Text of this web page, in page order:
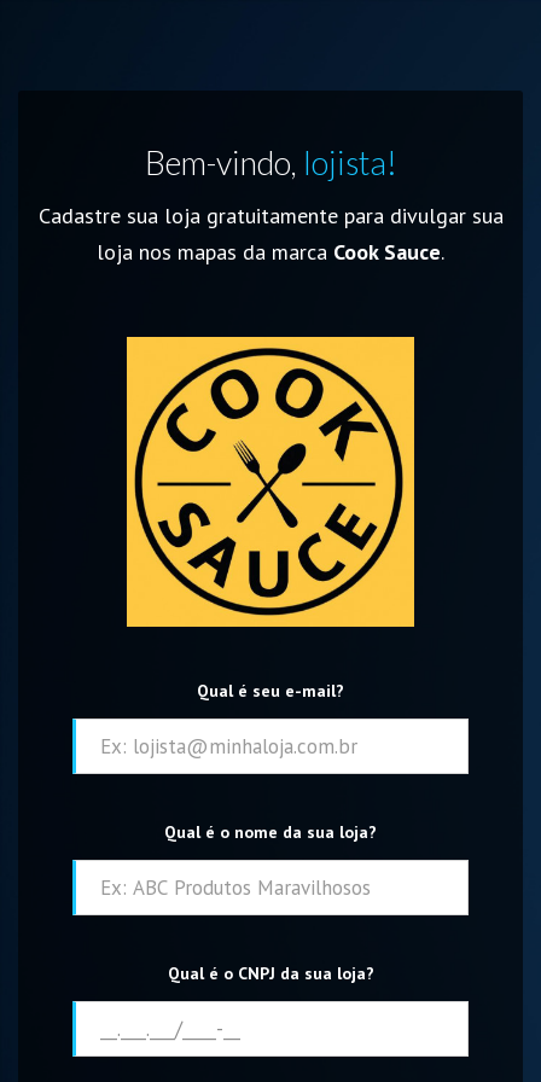
Bem-vindo, lojista!
Cadastre sua loja gratuitamente para divulgar sua
loja nos mapas da marca Cook Sauce.
Qual é seu e-mail?
Qual é o nome da sua loja?
Qual é o CNPJ da sua loja?